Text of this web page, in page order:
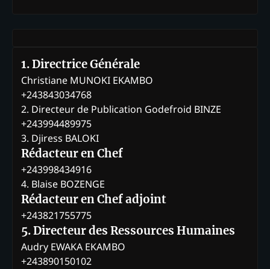
1. Directrice Générale
Christiane MUNOKI EKAMBO
+243843034768
2. Directeur de Publication Godefroid BINZE
+243994489975
3. Djiress BALOKI
Rédacteur en Chef
+243998434916
4. Blaise BOZENGE
Rédacteur en Chef adjoint
+243821755775
5. Directeur des Ressources Humaines
Audry EWAKA EKAMBO
+243890150102